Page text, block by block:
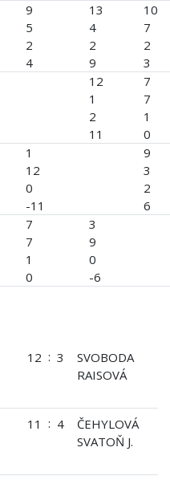
9
5
2
4
13
4
2
9
10
7
2
3
12
1
2
11
7
7
1
0
1
12
0
-11
9
3
2
6
7
7
1
0
3
9
0
-6
12 : 3
SVOBODA
RAISOVÁ
11 : 4
ČEHYLOVÁ
SVATOŇ J.